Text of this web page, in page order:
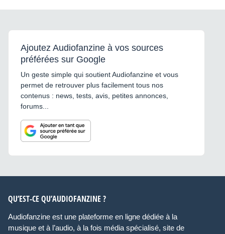
Ajoutez Audiofanzine à vos sources
préférées sur Google
Un geste simple qui soutient Audiofanzine et vous
permet de retrouver plus facilement tous nos
contenus : news, tests, avis, petites annonces,
forums...
QU’EST-CE QU’AUDIOFANZINE ?
Audiofanzine est une plateforme en ligne dédiée à la
musique et à l’audio, à la fois média spécialisé, site de